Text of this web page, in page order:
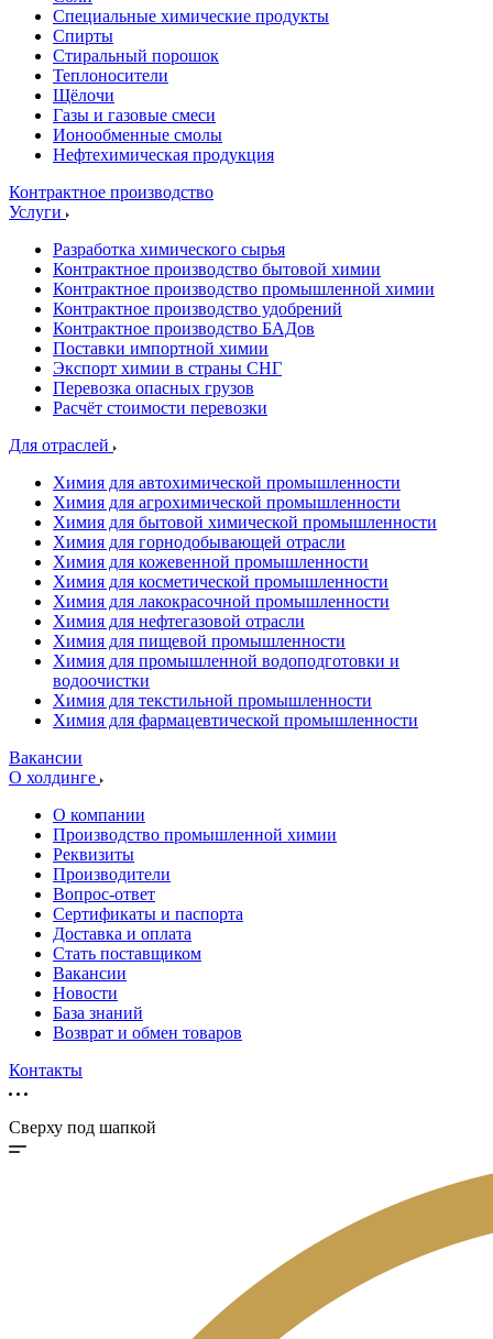
Специальные химические продукты
Спирты
Стиральный порошок
Теплоносители
Щёлочи
Газы и газовые смеси
Ионообменные смолы
Нефтехимическая продукция
Контрактное производство
Услуги
Разработка химического сырья
Контрактное производство бытовой химии
Контрактное производство промышленной химии
Контрактное производство удобрений
Контрактное производство БАДов
Поставки импортной химии
Экспорт химии в страны СНГ
Перевозка опасных грузов
Расчёт стоимости перевозки
Для отраслей
Химия для автохимической промышленности
Химия для агрохимической промышленности
Химия для бытовой химической промышленности
Химия для горнодобывающей отрасли
Химия для кожевенной промышленности
Химия для косметической промышленности
Химия для лакокрасочной промышленности
Химия для нефтегазовой отрасли
Химия для пищевой промышленности
Химия для промышленной водоподготовки и
водоочистки
Химия для текстильной промышленности
Химия для фармацевтической промышленности
Вакансии
О холдинге
О компании
Производство промышленной химии
Реквизиты
Производители
Вопрос-ответ
Сертификаты и паспорта
Доставка и оплата
Стать поставщиком
Вакансии
Новости
База знаний
Возврат и обмен товаров
Контакты
Сверху под шапкой